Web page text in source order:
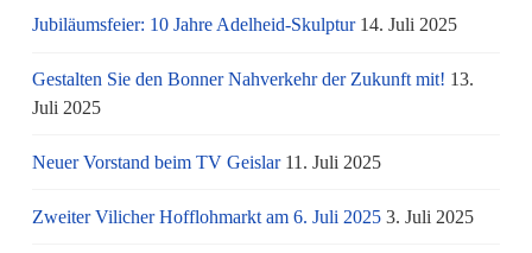
Jubiläumsfeier: 10 Jahre Adelheid-Skulptur 14. Juli 2025
Gestalten Sie den Bonner Nahverkehr der Zukunft mit! 13.
Juli 2025
Neuer Vorstand beim TV Geislar 11. Juli 2025
Zweiter Vilicher Hofflohmarkt am 6. Juli 2025 3. Juli 2025